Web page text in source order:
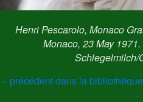
Henri Pescarolo, Monaco
Monaco, 23 May
Schlegelmilch/
« précédent dans la bibliothèque
»